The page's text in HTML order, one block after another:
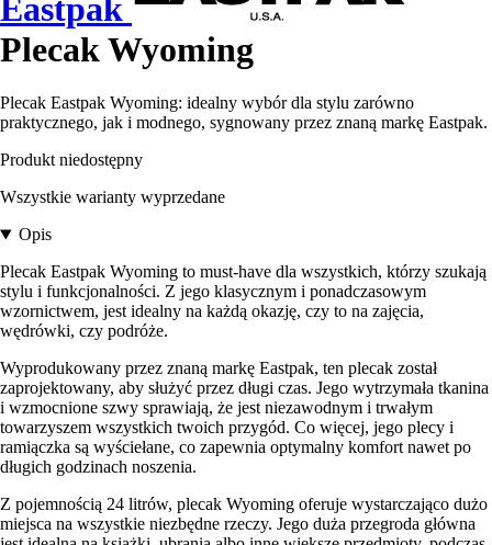
Eastpak
Plecak Wyoming
Plecak Eastpak Wyoming: idealny wybór dla stylu zarówno
praktycznego, jak i modnego, sygnowany przez znaną markę Eastpak.
Produkt niedostępny
Wszystkie warianty wyprzedane
Opis
Plecak Eastpak Wyoming to must-have dla wszystkich, którzy szukają
stylu i funkcjonalności. Z jego klasycznym i ponadczasowym
wzornictwem, jest idealny na każdą okazję, czy to na zajęcia,
wędrówki, czy podróże.
Wyprodukowany przez znaną markę Eastpak, ten plecak został
zaprojektowany, aby służyć przez długi czas. Jego wytrzymała tkanina
i wzmocnione szwy sprawiają, że jest niezawodnym i trwałym
towarzyszem wszystkich twoich przygód. Co więcej, jego plecy i
ramiączka są wyściełane, co zapewnia optymalny komfort nawet po
długich godzinach noszenia.
Z pojemnością 24 litrów, plecak Wyoming oferuje wystarczająco dużo
miejsca na wszystkie niezbędne rzeczy. Jego duża przegroda główna